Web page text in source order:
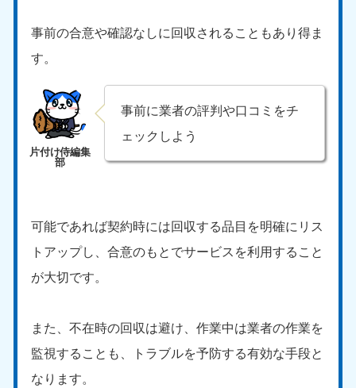
事前の合意や確認なしに回収されることもあり得ま
す。
事前に業者の評判や口コミをチ
ェックしよう
可能であれば契約時には回収する品目を明確にリス
トアップし、合意のもとでサービスを利用すること
が大切です。
また、不在時の回収は避け、作業中は業者の作業を
監視することも、トラブルを予防する有効な手段と
なります。
9:00〜19:00 年中無休
岡山県
050-1881-5146
9:00〜19:00 年中無休
山口県
050-1880-9900
広島県 鳥取県
島根県
050-1881-5145
9:00〜19:00 年中無休
香川県
050-1880-9899
9:00〜19:00 年中無休
徳島県
050-1880-9898
9:00〜19:00 年中無休